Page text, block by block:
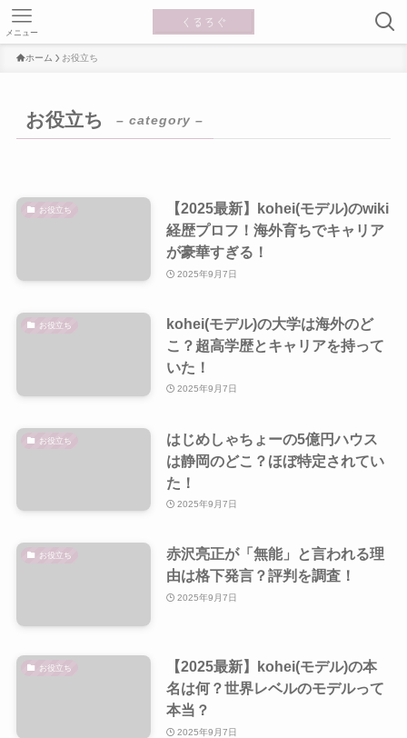
メニュー
ホーム お役立ち
お役立ち – category –
お役立ち
【2025最新】kohei(モデル)のwiki
経歴プロフ！海外育ちでキャリア
が豪華すぎる！
2025年9月7日
お役立ち
kohei(モデル)の大学は海外のど
こ？超高学歴とキャリアを持って
いた！
2025年9月7日
お役立ち
はじめしゃちょーの5億円ハウス
は静岡のどこ？ほぼ特定されてい
た！
2025年9月7日
お役立ち
赤沢亮正が「無能」と言われる理
由は格下発言？評判を調査！
2025年9月7日
お役立ち
【2025最新】kohei(モデル)の本
名は何？世界レベルのモデルって
本当？
2025年9月7日